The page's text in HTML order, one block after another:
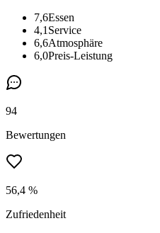
7,6Essen
4,1 Service
6,6Atmosphäre
6,0Preis-Leistung
94
Bewertungen
56,4 %
Zufriedenheit